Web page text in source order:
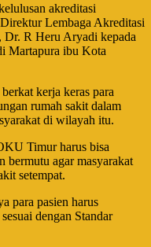
akreditasi
Lembaga Akreditasi
Dr. R Heru Aryadi kepada
Martapura ibu Kota
kerja keras para
rumah sakit dalam
di wilayah itu.
Timur harus bisa
bermutu agar masyarakat
setempat.
para pasien harus
dengan Standar